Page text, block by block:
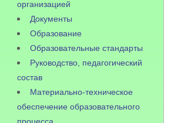
организацией
Документы
Образование
Образовательные стандарты
Руководство, педагогический
состав
Материально-техническое
обеспечение образовательного